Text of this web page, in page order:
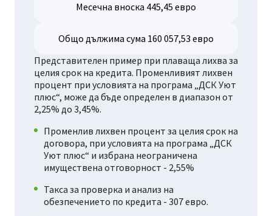
Месечна вноска 445,45 евро
Общо дължима сума 160 057,53 евро
Представителен пример при плаваща лихва за
целия срок на кредита. Променливият лихвен
процент при условията на програма „ДСК Уют
плюс“, може да бъде определен в диапазон от
2,25% до 3,45%.
Променлив лихвен процент за целия срок на
договора, при условията на програма „ДСК
Уют плюс“ и избрана неограничена
имуществена отговорност - 2,55%
Такса за проверка и анализ на
обезпечението по кредита - 307 евро.